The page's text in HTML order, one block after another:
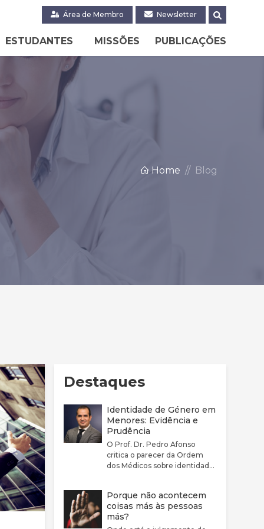
Área de Membro Newsletter
ESTUDANTES MISSÕES PUBLICAÇÕES
Home Blog
Destaques
Identidade de Género em
Menores: Evidência e
Prudência
O Prof. Dr. Pedro Afonso
critica o parecer da Ordem
dos Médicos sobre identidade
adequadamente a
complexidade clínica nem a
fragilidade da evidência
Porque não acontecem
coisas más às pessoas
más?